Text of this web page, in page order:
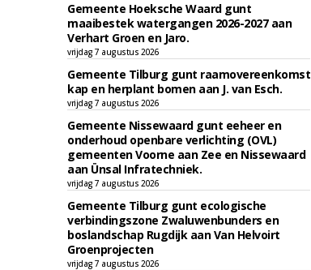
Gemeente Hoeksche Waard gunt
maaibestek watergangen 2026-2027 aan
Verhart Groen en Jaro.
vrijdag 7 augustus 2026
Gemeente Tilburg gunt raamovereenkomst
kap en herplant bomen aan J. van Esch.
vrijdag 7 augustus 2026
Gemeente Nissewaard gunt eeheer en
onderhoud openbare verlichting (OVL)
gemeenten Voorne aan Zee en Nissewaard
aan Ünsal Infratechniek.
vrijdag 7 augustus 2026
Gemeente Tilburg gunt ecologische
verbindingszone Zwaluwenbunders en
boslandschap Rugdijk aan Van Helvoirt
Groenprojecten
vrijdag 7 augustus 2026